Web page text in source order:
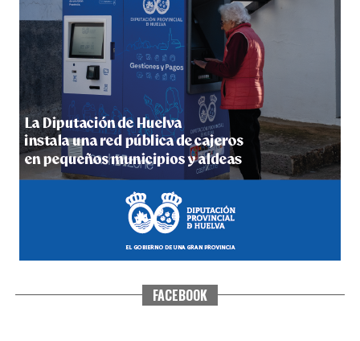
5º DÍA DE LAS FIESTAS COLOMBINAS 2026
hace 6 días·Huelvatv
CUARTA CORRIDA DE LAS FIESTAS COLOMBINAS
FACEBOOK